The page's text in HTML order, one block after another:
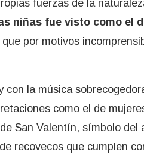
fuerzas de la
niñas fue visto como el
que por motivos
la música
como el de
San Valentín, símbolo del
recovecos que cumplen